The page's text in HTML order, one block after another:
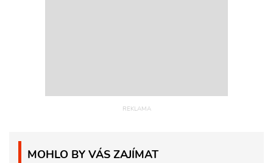
MOHLO BY VÁS ZAJÍMAT